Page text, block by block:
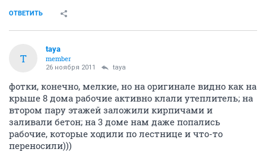
ОТВЕТИТЬ
T
taya
member
26 ноября 2011 taya
фотки, конечно, мелкие, но на оригинале видно как на
крыше 8 дома рабочие активно клали утеплитель; на
втором пару этажей заложили кирпичами и
заливали бетон; на 3 доме нам даже попались
рабочие, которые ходили по лестнице и что-то
переносили)))